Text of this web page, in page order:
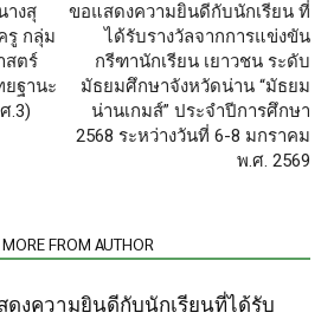
างสุ
รู กลุ่ม
สตร์
ยฐานะ
.3)
ขอแสดงความยินดีกับนักเรียน ที่
ได้รับรางวัลจากการแข่งขัน
กรีฑานักเรียน เยาวชน ระดับ
มัธยมศึกษาจังหวัดน่าน “มัธยม
น่านเกมส์” ประจำปีการศึกษา
2568 ระหว่างวันที่ 6-8 มกราคม
พ.ศ. 2569
MORE FROM AUTHOR
ดงความยินดีกับนักเรียนที่ได้รับ